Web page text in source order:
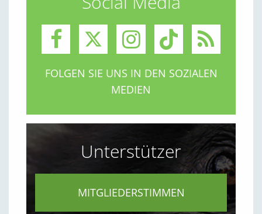
FOLGEN SIE UNS IN DEN SOZIALEN
MEDIEN
Unterstützer
MITGLIEDERSTIMMEN